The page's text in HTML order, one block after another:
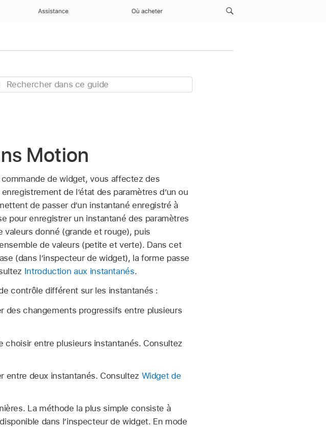
Assistance Où acheter
Motion
de widget, vous affectez des
de l’état des paramètres d’un ou
de passer d’un instantané enregistré à
pour enregistrer un instantané des paramètres
valeurs donné (grande et rouge), puis
de valeurs (petite et verte). Dans cet
(dans l’inspecteur de widget), la forme passe
Introduction aux instantanés.
contrôle différent sur les instantanés :
des changements progressifs entre plusieurs
entre plusieurs instantanés. Consultez
entre deux instantanés. Consultez Widget de
La méthode la plus simple consiste à
dans l’inspecteur de widget. En mode